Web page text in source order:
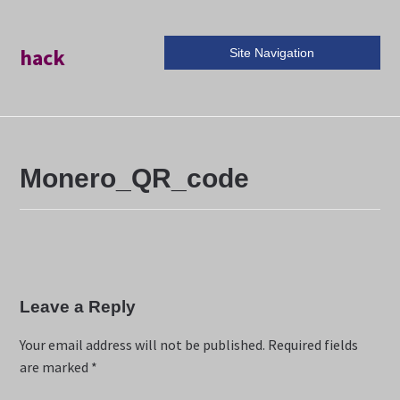
hack Site Navigation
Monero_QR_code
Leave a Reply
Your email address will not be published. Required fields
are marked *